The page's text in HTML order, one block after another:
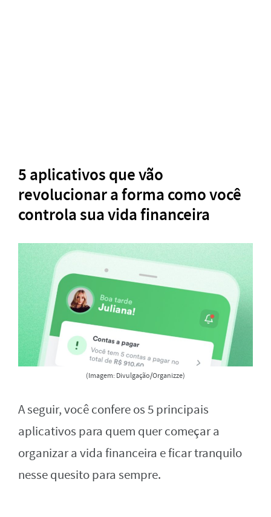
5 aplicativos que vão
revolucionar a forma como você
controla sua vida financeira
(Imagem: Divulgação/Organizze)
A seguir, você confere os 5 principais
aplicativos para quem quer começar a
organizar a vida financeira e ficar tranquilo
nesse quesito para sempre.